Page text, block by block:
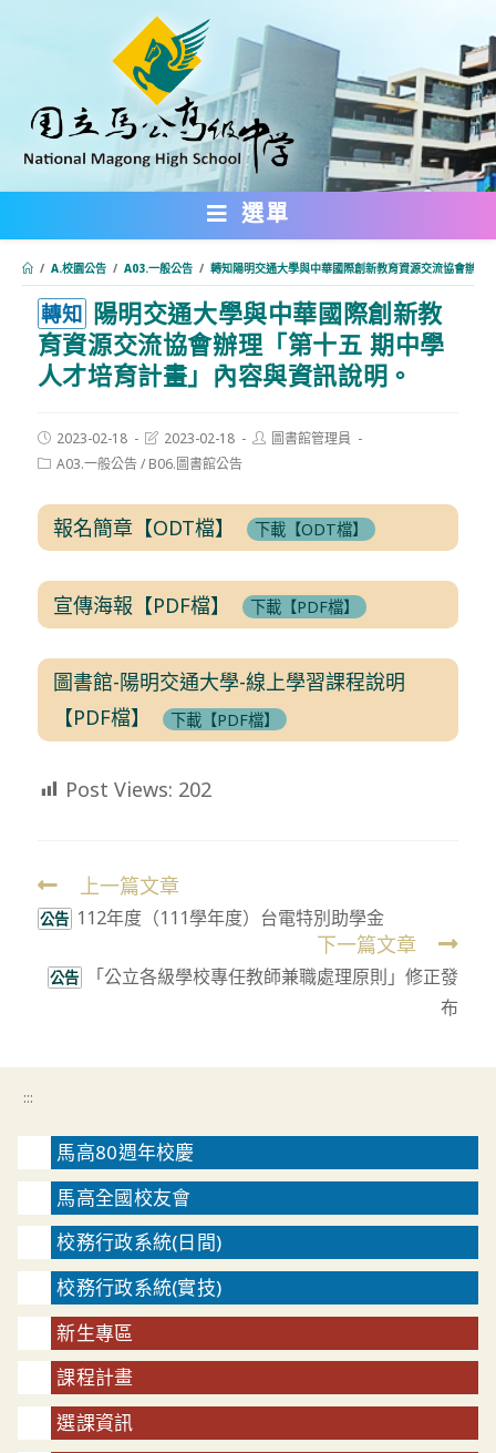
內
選單
/ A.校園公告 / A03.一般公告 / 轉知陽明交通大學與中華國際創新教育資源交流協會辦理
轉知 陽明交通大學與中華國際創新教
育資源交流協會辦理「第十五 期中學
人才培育計畫」內容與資訊說明。
Post
published:
2023-02-18
Post
modified:
2023-02-18
Post圖書館管理員
PostA03.一般公告/ B06.圖書館公告
報名簡章【ODT檔】 下載【ODT檔】
宣傳海報【PDF檔】 下載【PDF檔】
圖書館-陽明交通大學-線上學習課程說明
【PDF檔】
下載【PDF檔】
Post Views: 202
Read
more
上一篇文章
公告 112年度（111學年度）台電特別助學金
下一篇文章
公告
「公立各級學校專任教師兼職處理原則」修正發
布
:::
馬高80週年校慶
馬高全國校友會
校務行政系統(日間)
校務行政系統(實技)
新生專區
課程計畫
選課資訊